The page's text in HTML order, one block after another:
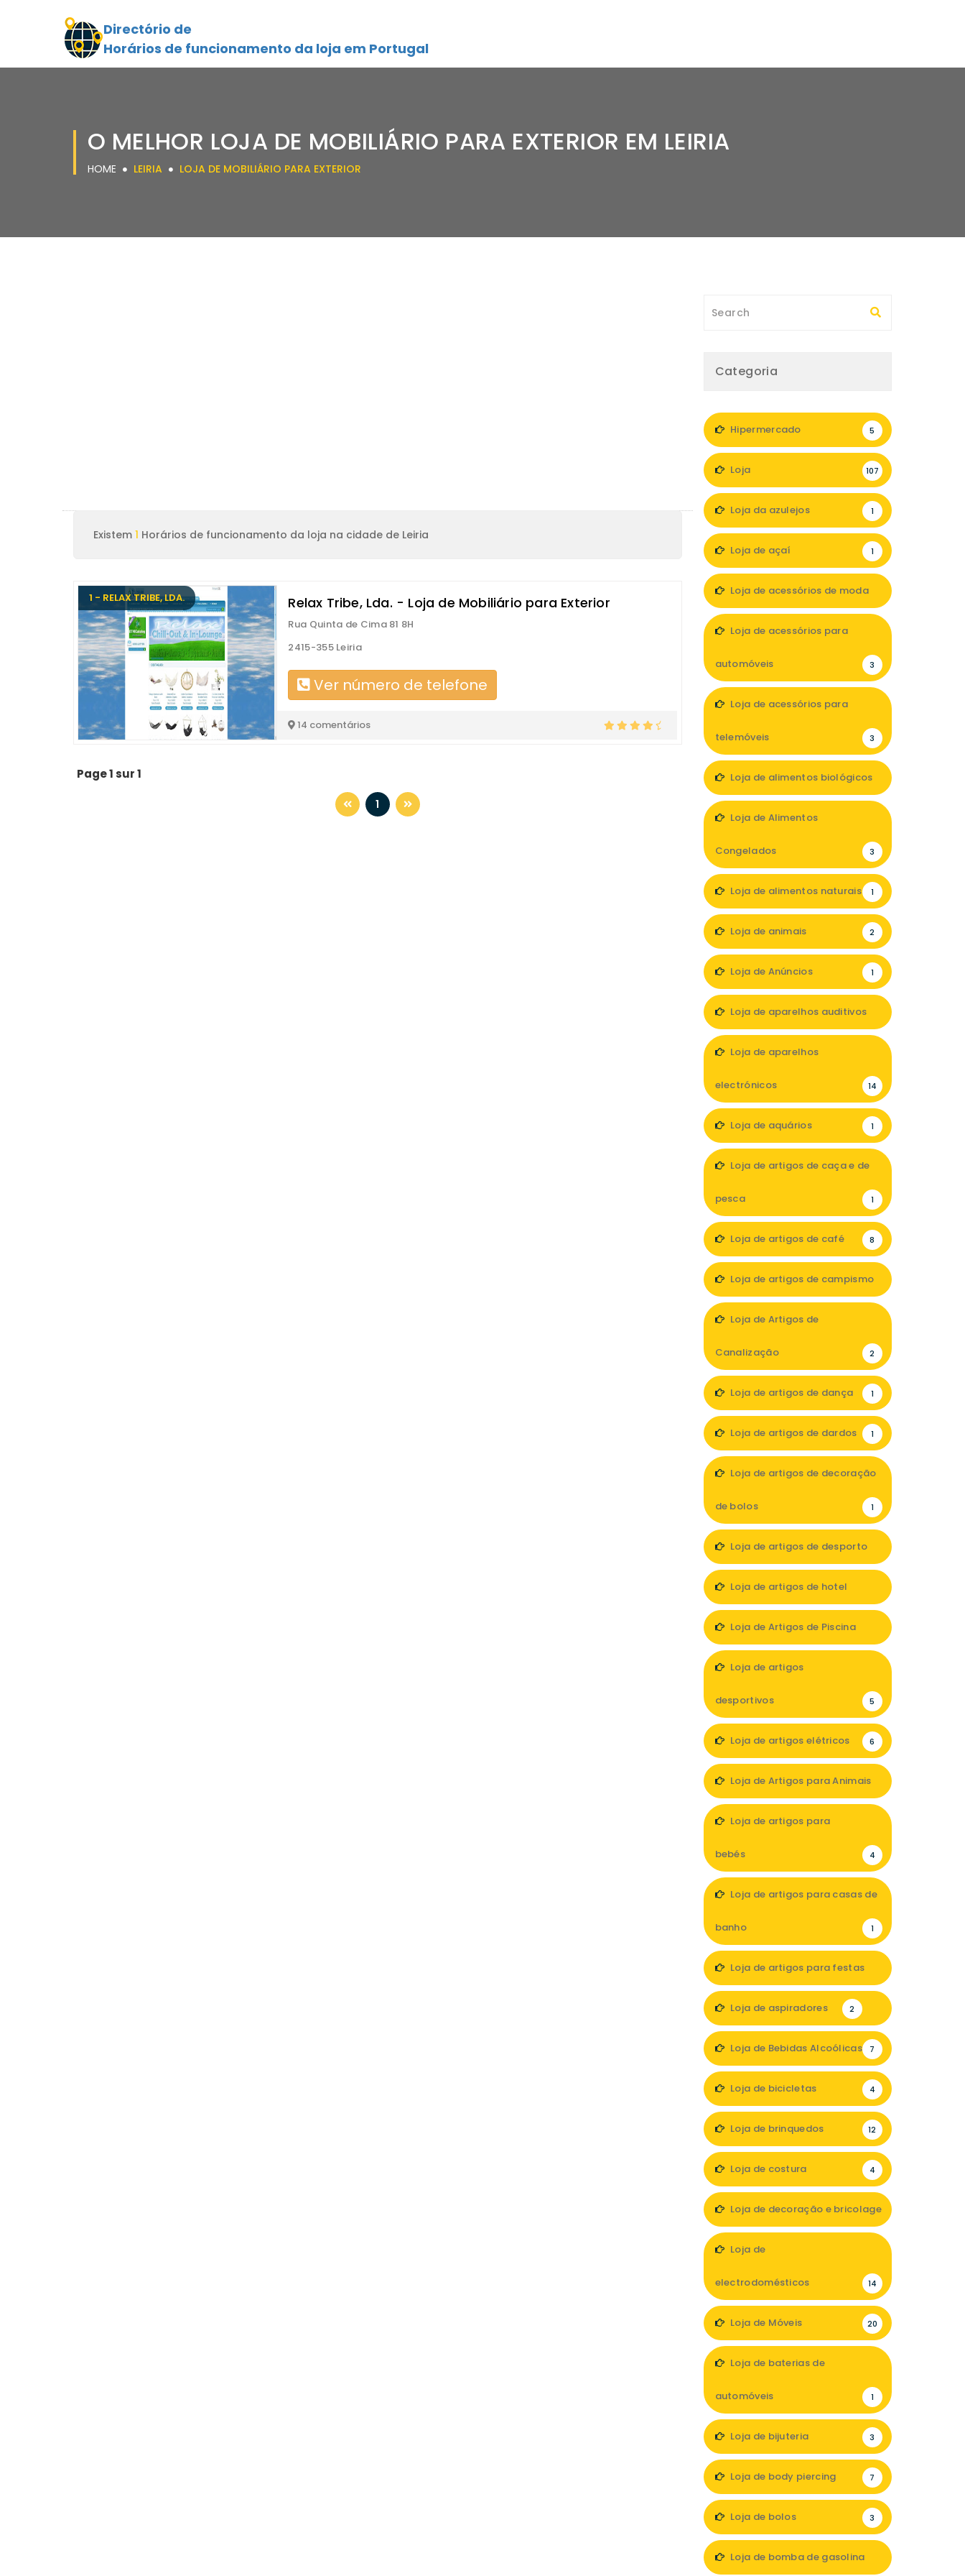
Directório de
Horários de funcionamento da loja em Portugal
O MELHOR LOJA DE MOBILIÁRIO PARA EXTERIOR EM LEIRIA
HOME LEIRIA LOJA DE MOBILIÁRIO PARA EXTERIOR
Existem 1 Horários de funcionamento da loja na cidade de Leiria
1 - RELAX TRIBE, LDA. Relax Tribe, Lda. - Loja de Mobiliário para Exterior
Rua Quinta de Cima 81 8H
2415-355 Leiria
Ver número de telefone
14 comentários
Page 1 sur 1
1
Categoria
Hipermercado 5
Loja 107
Loja da azulejos 1
Loja de açaí 1
Loja de acessórios de moda
Loja de acessórios para
automóveis 3
Loja de acessórios para
telemóveis 3
Loja de alimentos biológicos
Loja de Alimentos
Congelados 3
Loja de alimentos naturais 1
Loja de animais 2
Loja de Anúncios 1
Loja de aparelhos auditivos
Loja de aparelhos
electrónicos 14
Loja de aquários 1
Loja de artigos de caça e de
pesca 1
Loja de artigos de café 8
Loja de artigos de campismo
Loja de Artigos de
Canalização 2
Loja de artigos de dança 1
Loja de artigos de dardos 1
Loja de artigos de decoração
de bolos 1
Loja de artigos de desporto
Loja de artigos de hotel
Loja de Artigos de Piscina
Loja de artigos
desportivos 5
Loja de artigos elétricos 6
Loja de Artigos para Animais
Loja de artigos para
bebés 4
Loja de artigos para casas de
banho 1
Loja de artigos para festas
Loja de aspiradores 2
Loja de Bebidas Alcoólicas 7
Loja de bicicletas 4
Loja de brinquedos 12
Loja de costura 4
Loja de decoração e bricolage
Loja de
electrodomésticos 14
Loja de Móveis 20
Loja de baterias de
automóveis 1
Loja de bijuteria 3
Loja de body piercing 7
Loja de bolos 3
Loja de bomba de gasolina